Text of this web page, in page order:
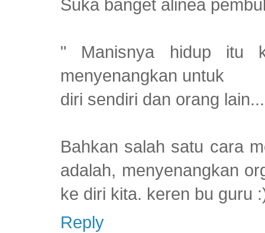
Suka banget alinea
" Manisnya hidup itu
menyenangkan untuk
diri sendiri dan orang
Bahkan salah satu cara
adalah, menyenangkan
ke diri kita. keren bu guru
Reply